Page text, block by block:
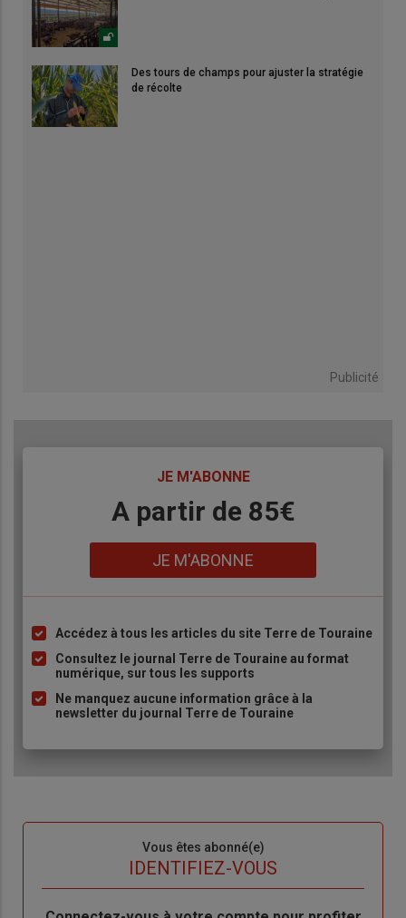
Des tours de champs pour ajuster la stratégie
de récolte
Publicité
JE M'ABONNE
A partir de 85€
JE M'ABONNE
Liste
à
puce
Accédez à tous les articles du site Terre de Touraine
Consultez le journal Terre de Touraine au format
numérique, sur tous les supports
Ne manquez aucune information grâce à la
newsletter du journal Terre de Touraine
Vous êtes abonné(e)
IDENTIFIEZ-VOUS